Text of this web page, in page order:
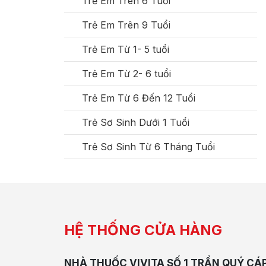
Trẻ Em Trên 9 Tuổi
Trẻ Em Từ 1- 5 tuổi
Trẻ Em Từ 2- 6 tuổi
Trẻ Em Từ 6 Đến 12 Tuổi
Trẻ Sơ Sinh Dưới 1 Tuổi
Trẻ Sơ Sinh Từ 6 Tháng Tuổi
HỆ THỐNG CỬA HÀNG
NHÀ THUỐC VIVITA SỐ 1 TRẦN QUÝ